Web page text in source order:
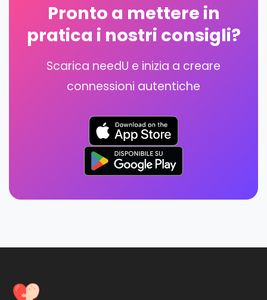
Pronto a mettere in
pratica i nostri consigli?
Scarica needU e inizia a creare
connessioni autentiche